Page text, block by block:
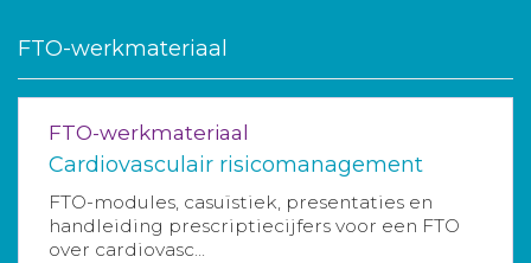
FTO-werkmateriaal
FTO-werkmateriaal
Cardiovasculair risicomanagement
FTO-modules, casuïstiek, presentaties en
handleiding prescriptiecijfers voor een FTO
over cardiovasc...